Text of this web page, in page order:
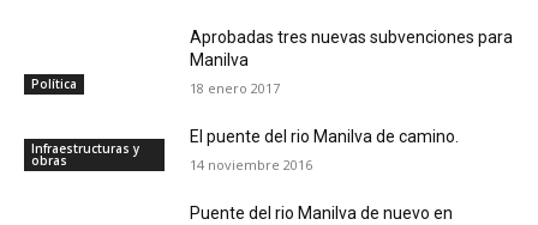
Política
Aprobadas tres nuevas subvenciones para
Manilva
18 enero 2017
Infraestructuras y
obras
El puente del rio Manilva de camino.
14 noviembre 2016
Puente del rio Manilva de nuevo en